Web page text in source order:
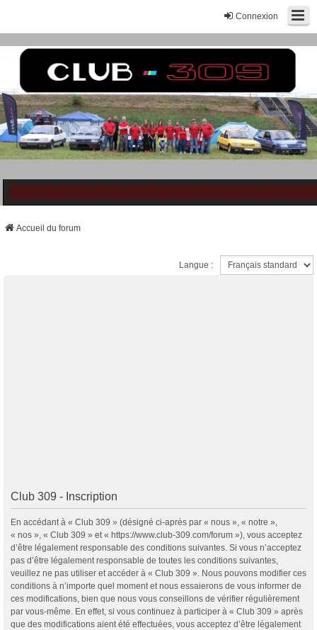
Connexion
Accueil du forum
Langue :
Club 309 - Inscription
En accédant à « Club 309 » (désigné ci-après par « nous », « notre »,
« nos », « Club 309 » et « https://www.club-309.com/forum »), vous acceptez
d’être légalement responsable des conditions suivantes. Si vous n’acceptez
pas d’être légalement responsable de toutes les conditions suivantes,
veuillez ne pas utiliser et accéder à « Club 309 ». Nous pouvons modifier ces
conditions à n’importe quel moment et nous essaierons de vous informer de
ces modifications, bien que nous vous conseillons de vérifier régulièrement
par vous-même. En effet, si vous continuez à participer à « Club 309 » après
que des modifications aient été effectuées, vous acceptez d’être légalement